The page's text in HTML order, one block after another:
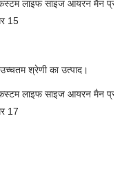
श्रेणी का उत्पाद।